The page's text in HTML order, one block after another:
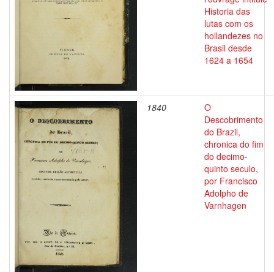
Historia das
lutas com os
hollandezes no
Brasil desde
1624 a 1654
1840
O
Descobrimento
do Brazil,
chronica do fim
do decimo-
quinto seculo,
por Francisco
Adolpho de
Varnhagen